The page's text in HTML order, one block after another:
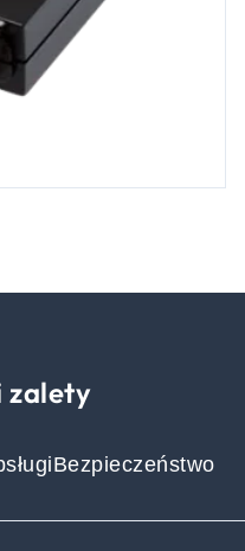
zalety
Bezpieczeństwo